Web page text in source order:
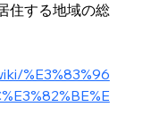
住する地域の総
%E3%83%96